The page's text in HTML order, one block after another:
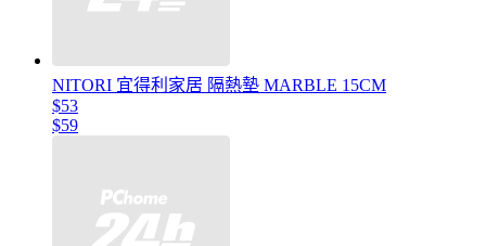
NITORI 宜得利家居 隔熱墊 MARBLE 15CM
$53
$59